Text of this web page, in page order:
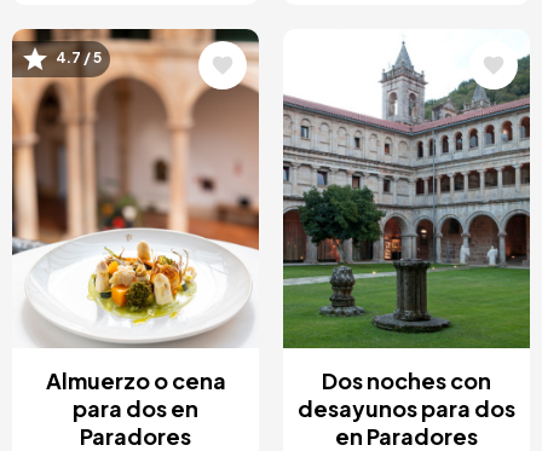
Image
4.7 / 5
Almuerzo o cena
para dos en
Paradores
Dos noches con
desayunos para dos
en Paradores